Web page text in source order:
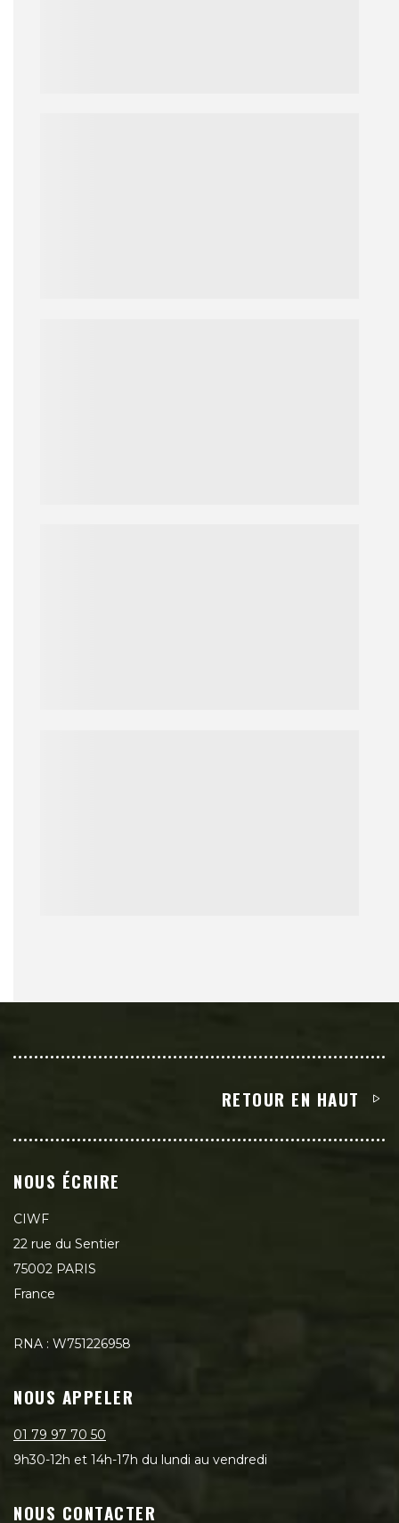
RETOUR EN HAUT
NOUS ÉCRIRE
CIWF
22 rue du Sentier
75002 PARIS
France
RNA : W751226958
NOUS APPELER
01 79 97 70 50
9h30-12h et 14h-17h du lundi au vendredi
NOUS CONTACTER